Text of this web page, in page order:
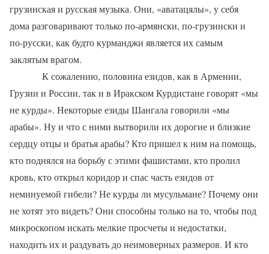
грузинская и русская музыка. Они, «аватацялы», у себя
дома разговаривают только по-армянски, по-грузински и
по-русски, как будто курманджи является их самым
заклятым врагом.
К сожалению, половина езидов, как в Армении,
Грузии и России, так и в Иракском Курдистане говорят «мы
не курды». Некоторые езиды Шангала говорили «мы
арабы». Ну и что с ними вытворили их дорогие и близкие
сердцу отцы и братья арабы? Кто пришел к ним на помощь,
кто поднялся на борьбу с этими фашистами, кто пролил
кровь, кто открыл коридор и спас часть езидов от
неминуемой гибели? Не курды ли мусульмане? Почему они
не хотят это видеть? Они способны только на то, чтобы под
микроскопом искать мелкие просчеты и недостатки,
находить их и раздувать до неимоверных размеров. И кто